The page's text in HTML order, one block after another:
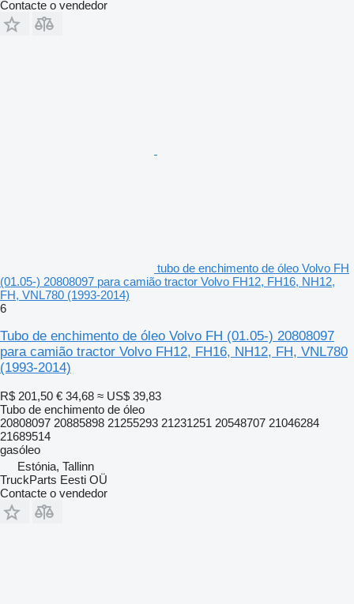
Contacte o vendedor
tubo de enchimento de óleo Volvo FH
(01.05-) 20808097 para camião tractor Volvo FH12, FH16, NH12,
FH, VNL780 (1993-2014)
6
Tubo de enchimento de óleo Volvo FH (01.05-) 20808097
para camião tractor Volvo FH12, FH16, NH12, FH, VNL780
(1993-2014)
R$ 201,50 € 34,68 ≈ US$ 39,83
Tubo de enchimento de óleo
20808097 20885898 21255293 21231251 20548707 21046284
21689514
gasóleo
Estónia, Tallinn
TruckParts Eesti OÜ
Contacte o vendedor